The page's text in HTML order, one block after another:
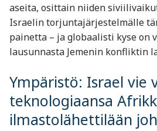
aseita, osittain niiden
Israelin torjuntajärjestelmälle
painetta – ja globaalisti kyse on
lausunnasta Jemenin konfliktin
Ympäristö: Israel vie
teknologiaansa
ilmastolähettilään